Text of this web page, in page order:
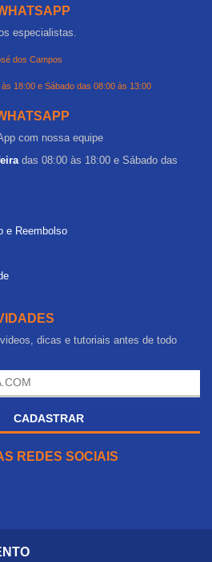
especialistas.
dos Campos
18:00 e Sábado das 08:00 às 13:00
com nossa equipe
das 08:00 às 18:00 e Sábado das
e Reembolso
dicas e tutoriais antes de todo
CADASTRAR
REDES SOCIAIS